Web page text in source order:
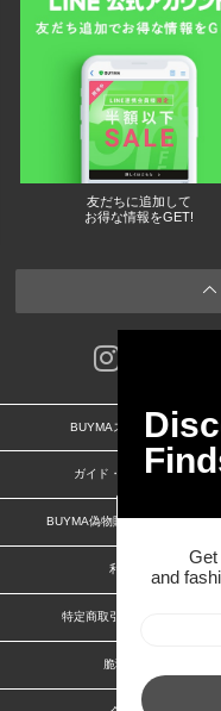
友だちに追加して
お得な情報をGET!
BUYMAスタートガイド
ガイド・お問い合わせ
BUYMA偽物販売防止の取り組み
利用規約
特定商取引法に関する表記
脆弱性報告